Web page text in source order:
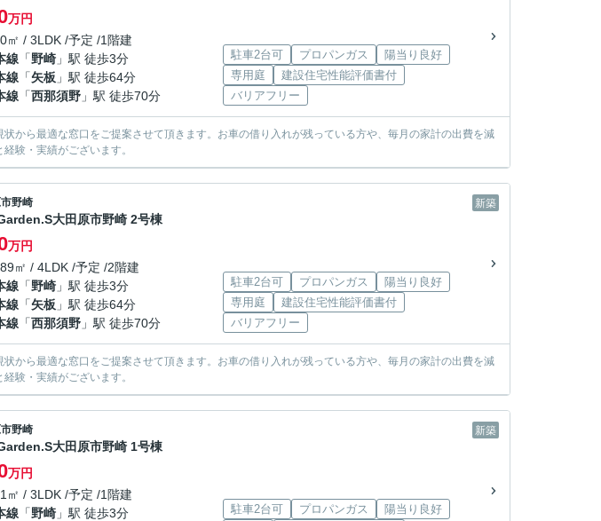
万円
㎡ / 3LDK /予定 /1階建
線 「野崎 」駅 徒歩3分
線 「矢板 」駅 徒歩64分
線 「西那須野 」駅 徒歩70分
駐車2台可 プロパンガス
陽当り良好
専用庭
建設住宅性能評価書付
バリアフリー
から最適な窓口をご提案させて頂きます。お車の借り入れが残っている方や、毎月の家計の出費を減
験・実績がございます。
新築
野崎
大田原市野崎 2号棟
万円
㎡ / 4LDK /予定 /2階建
線 「野崎 」駅 徒歩3分
線 「矢板 」駅 徒歩64分
線 「西那須野 」駅 徒歩70分
駐車2台可 プロパンガス
陽当り良好
専用庭
建設住宅性能評価書付
バリアフリー
から最適な窓口をご提案させて頂きます。お車の借り入れが残っている方や、毎月の家計の出費を減
験・実績がございます。
新築
野崎
大田原市野崎 1号棟
万円
㎡ / 3LDK /予定 /1階建
線 「野崎 」駅 徒歩3分
駐車2台可 プロパンガス
陽当り良好